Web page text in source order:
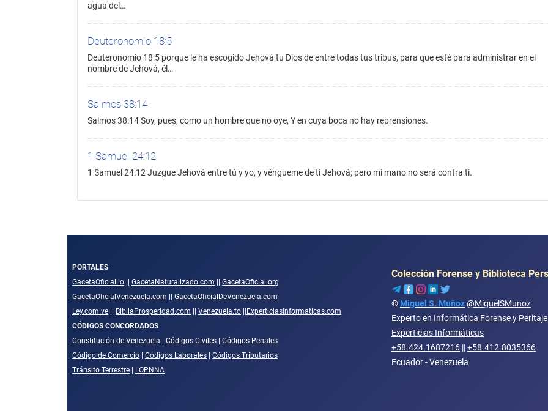
agua del…
Deuteronomio 18:5
Deuteronomio 18:5 porque le ha escogido Jehová tu Dios de entre todas tus tribus, para que esté para administrar en el
nombre de Jehová, él…
Salmos 38:14
Salmos 38:14 Soy, pues, como un hombre que no oye, Y en cuya boca no hay reprensiones.
1 Samuel 24:12
1 Samuel 24:12 Juzgue Jehová entre tú y yo, y véngueme de ti Jehová; pero mi mano no será contra ti.
PORTALES
GacetaOficial.io
GacetaNaturalizado.com
GacetaOficial.org
GacetaOficialVenezuela.com
GacetaOficialDeVenezuela.com
Ley.com.ve
BibliaProsperidad.com Venezuela.to
ExperticiasInformaticas.com
CÓDIGOS CONCORDADOS
Constitución de Venezuela
Códigos Civiles
Códigos Penales
Código de Comercio
Códigos Laborales
Códigos Tributarios
Tránsito Terrestre
LOPNNA
Colección Forense y Biblioteca
© Miguel S. Muñoz@MiguelSMunoz
Experto en Informática Forense y
Experticias Informáticas
+58.424.1687216 ||+58.412.8035366
Ecuador - Venezuela